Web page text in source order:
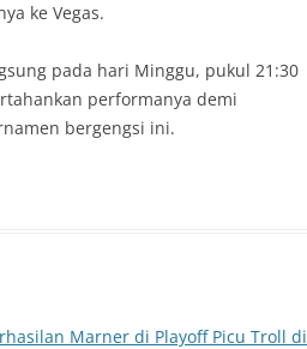
ke Vegas.
pada hari Minggu, pukul 21:30
performanya demi
bergengsi ini.
Marner di Playoff Picu Troll di